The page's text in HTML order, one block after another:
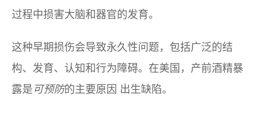
过程中损害大脑和器官的发育。
这种早期损伤会导致永久性问题，包括广泛的结
构、发育、认知和行为障碍。在美国，产前酒精暴
露是 可预防的主要原因 出生缺陷。